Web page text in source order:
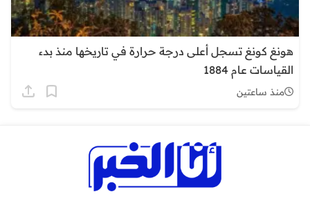
هونغ كونغ تسجل أعلى درجة حرارة في تاريخها منذ بدء
القياسات عام 1884
منذ ساعتين